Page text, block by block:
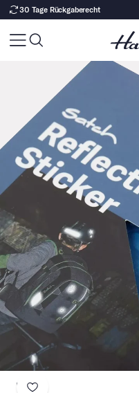
Versandkostenfrei ab 80 €
Zu Produktinhalt springen